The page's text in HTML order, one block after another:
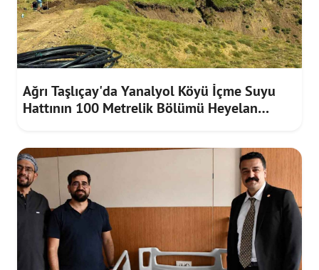
Ağrı Taşlıçay'da Yanalyol Köyü İçme Suyu
Hattının 100 Metrelik Bölümü Heyelan